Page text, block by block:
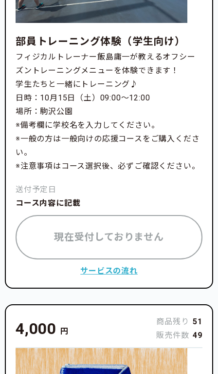
部員トレーニング体験（学生向け）
フィジカルトレーナー飯島庸一が教えるオフシー
ズントレーニングメニューを体験できます！
学生たちと一緒にトレーニング♪
日時：10月15日（土）09:00〜12:00
場所：駒沢公園
※備考欄に学校名を入力してください。
※一般の方は一般向けの応援コースをご購入くださ
い。
※注意事項はコース選択後、必ずご確認ください。
送付予定日
コース内容に記載
現在受付しておりません
サービスの流れ
4,000 円
商品残り 51
販売件数 49